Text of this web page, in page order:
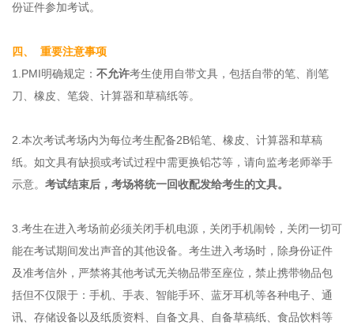
份证件参加考试。
四、 重要注意事项
1.PMI明确规定： 不允许考生使用自带文具，包括自带的笔、削笔
刀、橡皮、笔袋、计算器和草稿纸等。
2.本次考试考场内为每位考生配备2B铅笔、橡皮、计算器和草稿
纸。如文具有缺损或考试过程中需更换铅芯等，请向监考老师举手
示意。 考试结束后，考场将统一回收配发给考生的文具。
3.考生在进入考场前必须关闭手机电源，关闭手机闹铃，关闭一切可
能在考试期间发出声音的其他设备。考生进入考场时，除身份证件
及准考信外，严禁将其他考试无关物品带至座位，禁止携带物品包
括但不仅限于：手机、手表、智能手环、蓝牙耳机等各种电子、通
讯、存储设备以及纸质资料、自备文具、自备草稿纸、食品饮料等